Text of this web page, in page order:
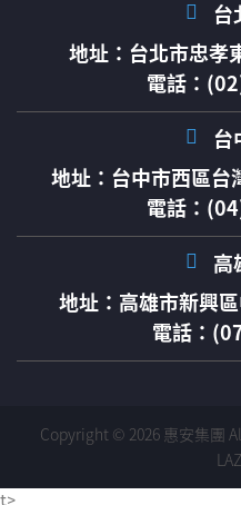
台
地址： 台北市忠孝
電話：
台
地址： 台中市西區台
電話：
高
地址： 高雄市新興
電話：
Copyright © 2026 惠安集團
t>